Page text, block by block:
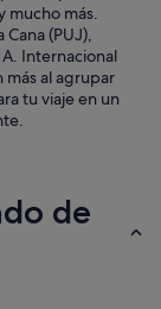
mucho más.
(PUJ),
Internacional
más al agrupar
tu viaje en un
de